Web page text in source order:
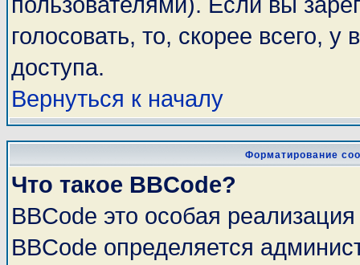
голосовать, то, скорее всего,
доступа.
Вернуться к началу
Форматирование
Что такое BBCode?
BBCode это особая
BBCode определяется